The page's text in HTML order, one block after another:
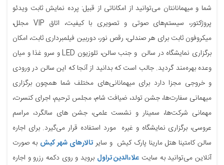
شما و میهمانانتان می‌توانید از امکاناتی از قبیل: پرده نمایش ثابت ویدئو
پروژکتور، سیستم‌های صوتی و تصویری با کیفیت، اتاق VIP مجلل،
میکروفون ثابت برای هر صندلی، رقص نور، دوربین فیلمبرداری ثابت، امکان
برگزاری نمایشگاه در سالن و جنب سالن، تلوزیون LED و سرو غذا و میان
وعده بهره‌مند گردید. جالب است که بدانید از آنجا که این سالن در ورودی
و خروجی مجزا دارد برای میهمانانی‌های مختلف شما همچون برگزاری
میهمانی سفارت‌ها، جشن تولد، ضیافت شام، مجلس ترحیم، اجرای کنسرت،
مهمانی شرکت‌ها، سمینار و نشست علمی، جشن های سالگرد، مراسم
عروسی، برگزاری نمایشگاه و غیره مورد استفاده قرار می‌گیرد. برای اجاره
سالن کامتینا هتل مارینا پارک کیش و سایرتالارهای شهر کیش به صورت
آنلاین می‌توانید به سایت علاءالدین تراول بروید و روی دکمه رزرو و اجاره